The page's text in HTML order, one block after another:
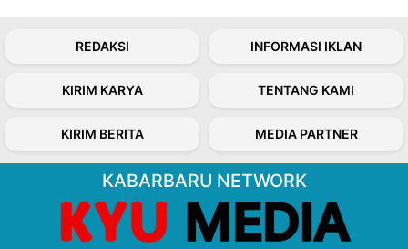
REDAKSI INFORMASI IKLAN
KIRIM KARYA TENTANG KAMI
KIRIM BERITA MEDIA PARTNER
KABARBARU NETWORK